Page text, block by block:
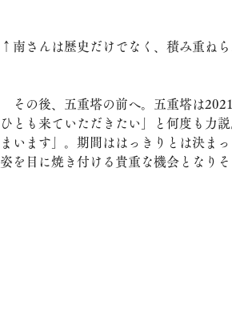
↑南さんは歴史だけでなく、積み重ね
その後、五重塔の前へ。五重塔は
ひとも来ていただきたい」と何度も力
まいます」。期間ははっきりとは決ま
姿を目に焼き付ける貴重な機会となりそ